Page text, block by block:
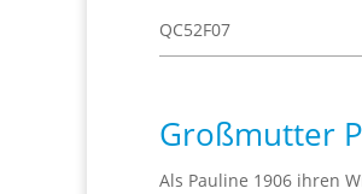
QC52F07
Großmutter
Als Pauline 1906 ihren